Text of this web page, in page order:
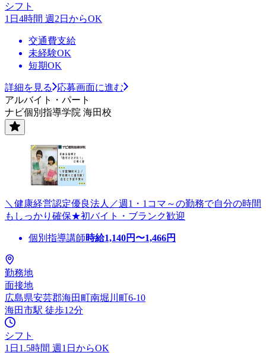
シフト
1日4時間 週2日からOK
交通費支給
未経験OK
短期OK
詳細を見る
応募画面に進む
アルバイト・パート
ナビ個別指導学院 海田校
＼健康経営認定優良法人／週1・1コマ～の勤務で自分の時間
もしっかり確保★初バイト・ブランク歓迎
個別指導講師時給1,140円〜1,466円
勤務地
面接地
広島県安芸郡海田町南堀川町6-10
海田市駅 徒歩12分
シフト
1日1.5時間 週1日からOK